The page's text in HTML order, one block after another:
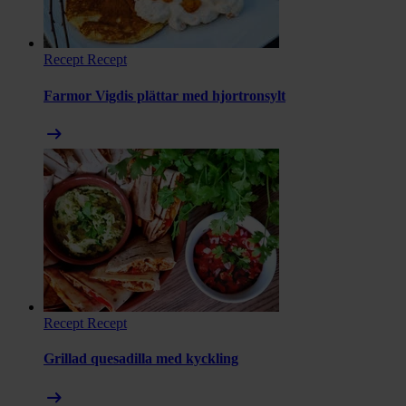
Recept Recept
Farmor Vigdis plättar med hjortronsylt
arrow_right_alt
Recept Recept
Grillad quesadilla med kyckling
arrow_right_alt